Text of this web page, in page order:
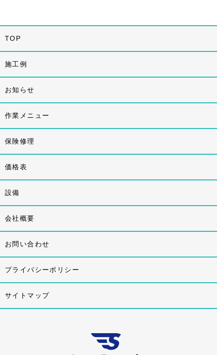
TOP
施工例
お知らせ
作業メニュー
保険修理
価格表
設備
会社概要
お問い合わせ
プライバシーポリシー
サイトマップ